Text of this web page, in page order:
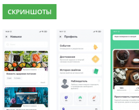
СКРИНШОТЫ